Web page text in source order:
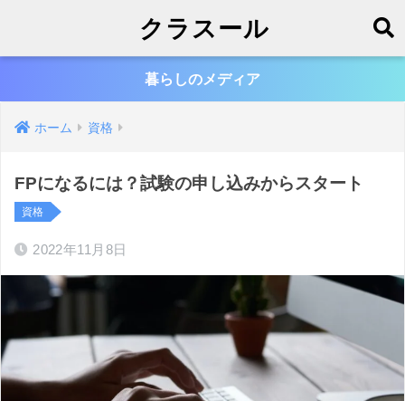
クラスール
暮らしのメディア
ホーム 資格
FPになるには？試験の申し込みからスタート
資格
2022年11月8日